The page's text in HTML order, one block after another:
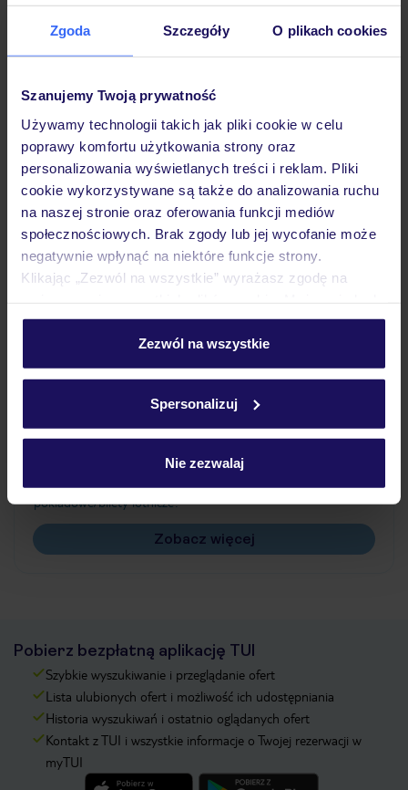
Zgoda Szczegóły O plikach cookies
Szanujemy Twoją prywatność
Używamy technologii takich jak pliki cookie w celu
poprawy komfortu użytkowania strony oraz
personalizowania wyświetlanych treści i reklam. Pliki
cookie wykorzystywane są także do analizowania ruchu
na naszej stronie oraz oferowania funkcji mediów
społecznościowych. Brak zgody lub jej wycofanie może
negatywnie wpłynąć na niektóre funkcje strony.
Klikając „Zezwól na wszystkie” wyrażasz zgodę na
personalizować swój wybór wchodząc w zakładkę
Szczegółowe informacje o plikach cookie znajdziesz
Zezwól na wszystkie
Spersonalizuj
Nie zezwalaj
Opinie
Pokoje
Wyżywienie
Atrakcje
Ważne informacje
Często zadawane pytania
Jak zmienić uczestników/osobę zgłaszającą?
Czy w Hotelu będzie przedstawiciel TUI?
Na jakiej podstawie i gdzie otrzymam karty
pokładowe/bilety lotnicze?
Zobacz więcej
Pobierz bezpłatną aplikację TUI
Szybkie wyszukiwanie i przeglądanie ofert
Lista ulubionych ofert i możliwość ich udostępniania
Historia wyszukiwań i ostatnio oglądanych ofert
Kontakt z TUI i wszystkie informacje o Twojej rezerwacji w
myTUI